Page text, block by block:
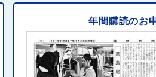
2024年10月31日 14:10
消費者庁、美容液通販に特定商
停止命令
年間購読のお